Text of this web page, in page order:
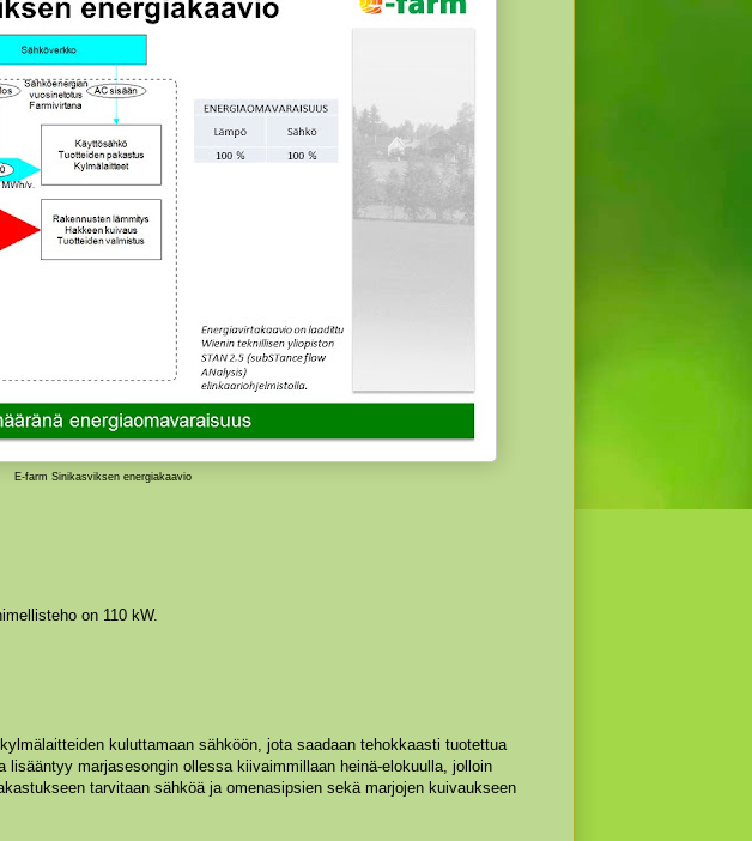
E-farm Sinikasviksen energiakaavio
on 110 kW.
kuluttamaan sähköön, jota saadaan tehokkaasti tuotettua
lisääntyy marjasesongin ollessa kiivaimmillaan heinä-elokuulla, jolloin
tarvitaan sähköä ja omenasipsien sekä marjojen kuivaukseen